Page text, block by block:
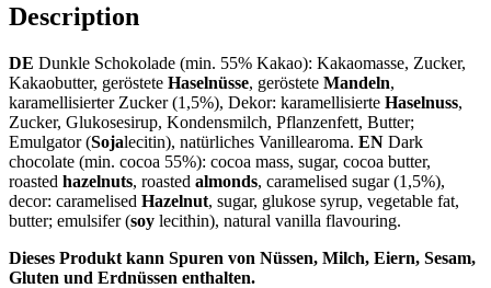
Description
DE Dunkle Schokolade (min. 55% Kakao): Kakaomasse, Zucker,
Kakaobutter, geröstete Haselnüsse, geröstete Mandeln,
karamellisierter Zucker (1,5%), Dekor: karamellisierte Haselnuss,
Zucker, Glukosesirup, Kondensmilch, Pflanzenfett, Butter;
Emulgator (Sojalecitin), natürliches Vanillearoma. EN Dark
chocolate (min. cocoa 55%): cocoa mass, sugar, cocoa butter,
roasted hazelnuts, roasted almonds, caramelised sugar (1,5%),
decor: caramelised Hazelnut, sugar, glukose syrup, vegetable fat,
butter; emulsifer (soy lecithin), natural vanilla flavouring.
Dieses Produkt kann Spuren von Nüssen, Milch, Eiern, Sesam,
Gluten und Erdnüssen enthalten.